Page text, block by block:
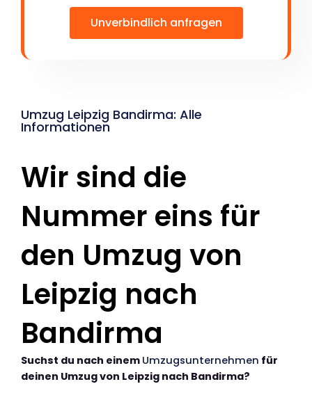
Unverbindlich anfragen
Umzug Leipzig Bandirma: Alle
Informationen
Wir sind die
Nummer eins für
den Umzug von
Leipzig nach
Bandirma
Suchst du nach einem Umzugsunternehmen für
deinen Umzug von Leipzig nach Bandirma?